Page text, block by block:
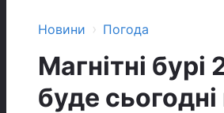
Новини › Погода
Магнітні бурі
буде